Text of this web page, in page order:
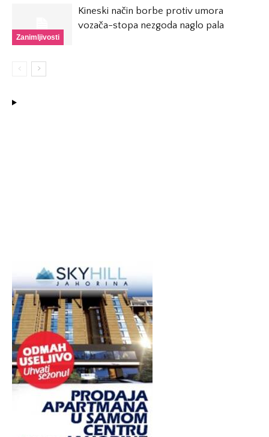
Zanimljivosti
Kineski način borbe protiv umora
vozača-stopa nezgoda naglo pala